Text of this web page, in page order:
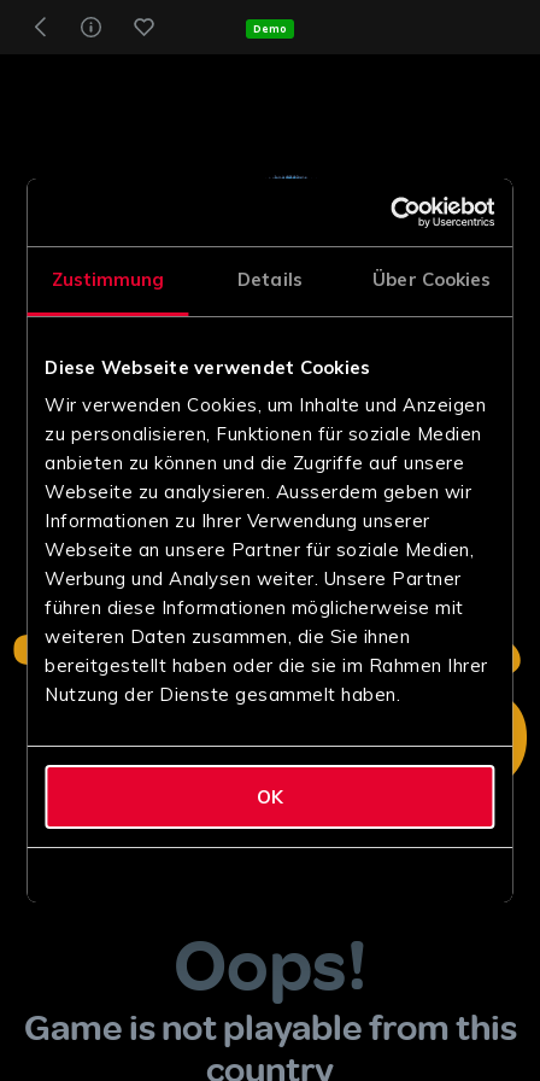
Zustimmung Details Über Cookies
Diese Webseite verwendet Cookies
Wir verwenden Cookies, um Inhalte und Anzeigen
zu personalisieren, Funktionen für soziale Medien
anbieten zu können und die Zugriffe auf unsere
Webseite zu analysieren. Ausserdem geben wir
Informationen zu Ihrer Verwendung unserer
Webseite an unsere Partner für soziale Medien,
Werbung und Analysen weiter. Unsere Partner
führen diese Informationen möglicherweise mit
weiteren Daten zusammen, die Sie ihnen
bereitgestellt haben oder die sie im Rahmen Ihrer
Nutzung der Dienste gesammelt haben.
OK
Demo